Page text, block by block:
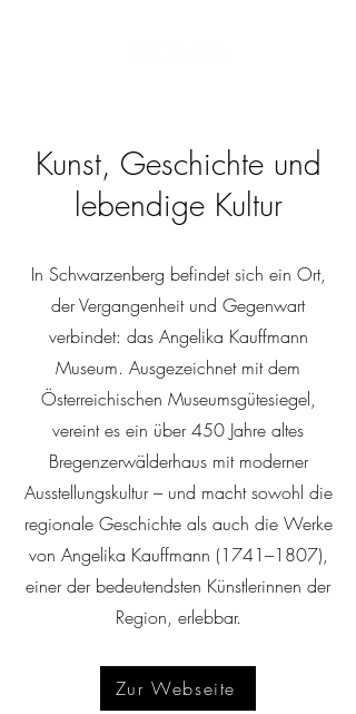
Kunst, Geschichte und
lebendige Kultur
In Schwarzenberg befindet sich ein Ort,
der Vergangenheit und Gegenwart
verbindet: das Angelika Kauffmann
Museum. Ausgezeichnet mit dem
Österreichischen Museumsgütesiegel,
vereint es ein über 450 Jahre altes
Bregenzerwälderhaus mit moderner
Ausstellungskultur – und macht sowohl die
regionale Geschichte als auch die Werke
von Angelika Kauffmann (1741–1807),
einer der bedeutendsten Künstlerinnen der
Region, erlebbar.
Zur Webseite